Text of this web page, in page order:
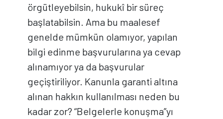
örgütleyebilsin, hukukî bir süreç
başlatabilsin. Ama bu maalesef
genelde mümkün olamıyor, yapılan
bilgi edinme başvurularına ya cevap
alınamıyor ya da başvurular
geçiştiriliyor. Kanunla garanti altına
alınan hakkın kullanılması neden bu
kadar zor? “Belgelerle konuşma”yı